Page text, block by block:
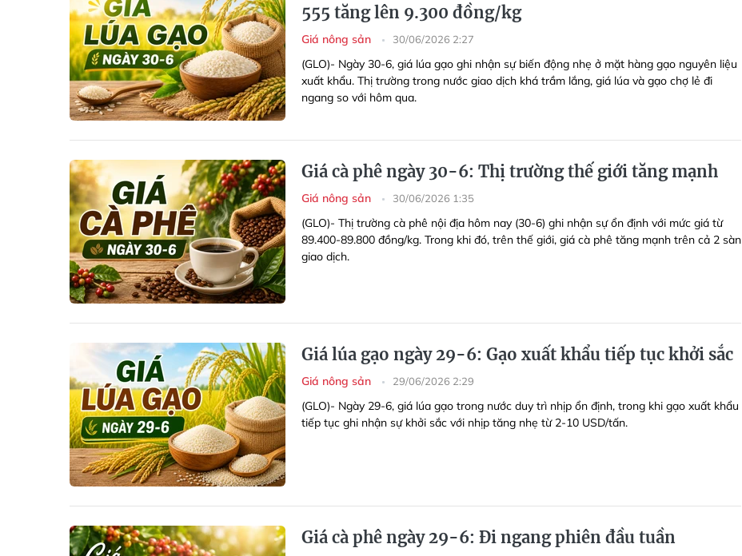
555 tăng lên 9.300 đồng/kg
Giá nông sản 30/06/2026 2:27
(GLO)- Ngày 30-6, giá lúa gạo ghi nhận sự biến động nhẹ ở mặt hàng gạo nguyên liệu
xuất khẩu. Thị trường trong nước giao dịch khá trầm lắng, giá lúa và gạo chợ lẻ đi
ngang so với hôm qua.
Giá cà phê ngày 30-6: Thị trường thế giới tăng mạnh
Giá nông sản 30/06/2026 1:35
(GLO)- Thị trường cà phê nội địa hôm nay (30-6) ghi nhận sự ổn định với mức giá từ
89.400-89.800 đồng/kg. Trong khi đó, trên thế giới, giá cà phê tăng mạnh trên cả 2 sàn
giao dịch.
Giá lúa gạo ngày 29-6: Gạo xuất khẩu tiếp tục khởi sắc
Giá nông sản 29/06/2026 2:29
(GLO)- Ngày 29-6, giá lúa gạo trong nước duy trì nhịp ổn định, trong khi gạo xuất khẩu
tiếp tục ghi nhận sự khởi sắc với nhịp tăng nhẹ từ 2-10 USD/tấn.
Giá cà phê ngày 29-6: Đi ngang phiên đầu tuần